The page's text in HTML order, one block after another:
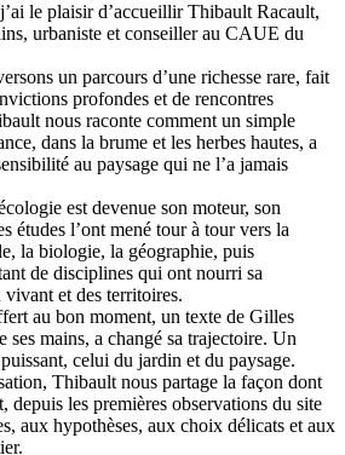
le plaisir d’accueillir Thibault Racault,
urbaniste et conseiller au CAUE du
un parcours d’une richesse rare, fait
profondes et de rencontres
nous raconte comment un simple
dans la brume et les herbes hautes, a
au paysage qui ne l’a jamais
est devenue son moteur, son
études l’ont mené tour à tour vers la
la biologie, la géographie, puis
de disciplines qui ont nourri sa
et des territoires.
au bon moment, un texte de Gilles
ses mains, a changé sa trajectoire. Un
celui du jardin et du paysage.
Thibault nous partage la façon dont
depuis les premières observations du site
aux hypothèses, aux choix délicats et aux